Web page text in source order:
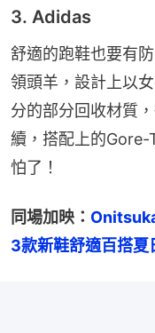
3. Adidas
舒適的跑鞋也要有
領頭羊，設計上以
分的部分回收材質
續，搭配上的Gore-
怕了！
同場加映：
3款新鞋舒適百搭夏